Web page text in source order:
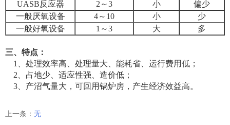
UASB反应器 2～3 小
偏少
一般厌氧设备
4～10 小
少
一般好氧设备
1～3 大 多
三、特点：
1、处理效率高、处理量大、能耗省、运行费用低；
2、占地少、适应性强、造价低；
3、产沼气量大，可回用锅炉房，产生经济效益高。
上一条： 无